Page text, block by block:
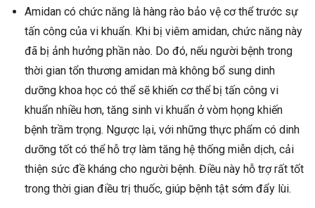
Amidan có chức năng là hàng rào bảo vệ cơ thể trước sự
tấn công của vi khuẩn. Khi bị viêm amidan, chức năng này
đã bị ảnh hưởng phần nào. Do đó, nếu người bệnh trong
thời gian tổn thương amidan mà không bổ sung dinh
dưỡng khoa học có thể sẽ khiến cơ thể bị tấn công vi
khuẩn nhiều hơn, tăng sinh vi khuẩn ở vòm họng khiến
bệnh trầm trọng. Ngược lại, với những thực phẩm có dinh
dưỡng tốt có thể hỗ trợ làm tăng hệ thống miễn dịch, cải
thiện sức đề kháng cho người bệnh. Điều này hỗ trợ rất tốt
trong thời gian điều trị thuốc, giúp bệnh tật sớm đẩy lùi.